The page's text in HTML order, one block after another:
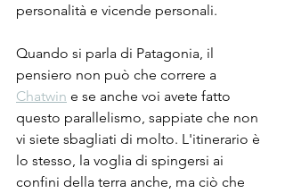
personalità e vicende personali.
Quando si parla di Patagonia, il
pensiero non può che correre a
Chatwin e se anche voi avete fatto
questo parallelismo, sappiate che non
vi siete sbagliati di molto. L'itinerario è
lo stesso, la voglia di spingersi ai
confini della terra anche, ma ciò che